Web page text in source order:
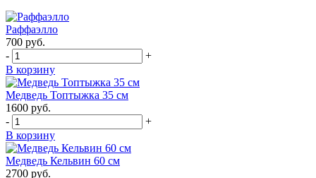
Раффаэлло
700 руб.
-
+
В корзину
Медведь Топтыжка 35 см
1600 руб.
-
+
В корзину
Медведь Кельвин 60 см
2700 руб.